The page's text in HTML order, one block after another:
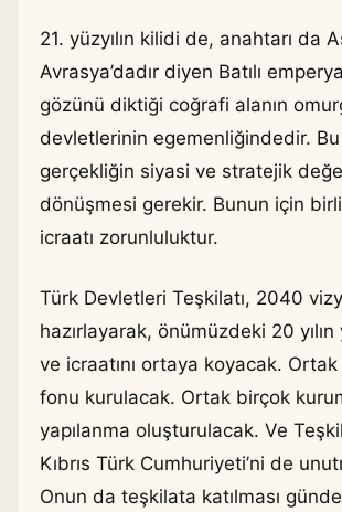
21. yüzyılın kilidi de, anahtarı da
Avrasya’dadır diyen Batılı
gözünü diktiği coğrafi alanın
devletlerinin egemenliğindedir.
gerçekliğin siyasi ve stratejik
dönüşmesi gerekir. Bunun için
icraatı zorunluluktur.
Türk Devletleri Teşkilatı, 2040
hazırlayarak, önümüzdeki 20 yılın
ve icraatını ortaya koyacak. Ortak
fonu kurulacak. Ortak birçok
yapılanma oluşturulacak. Ve
Kıbrıs Türk Cumhuriyeti’ni de
Onun da teşkilata katılması